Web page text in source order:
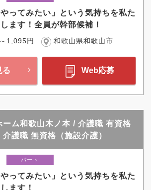
ってみたい」という気持ちを私た
ます！全員が幹部候補！
1,095円 和歌山県和歌山市
る Web応募
ーム和歌山木ノ本 / 介護職 有資格
介護職 無資格（施設介護）
パート
ってみたい」という気持ちを私た
ます！